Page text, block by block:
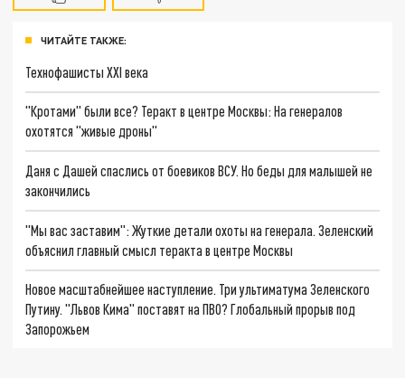
ЧИТАЙТЕ ТАКЖЕ:
Технофашисты XXI века
"Кротами" были все? Теракт в центре Москвы: На генералов
охотятся "живые дроны"
Даня с Дашей спаслись от боевиков ВСУ. Но беды для малышей не
закончились
"Мы вас заставим": Жуткие детали охоты на генерала. Зеленский
объяснил главный смысл теракта в центре Москвы
Новое масштабнейшее наступление. Три ультиматума Зеленского
Путину. "Львов Кима" поставят на ПВО? Глобальный прорыв под
Запорожьем